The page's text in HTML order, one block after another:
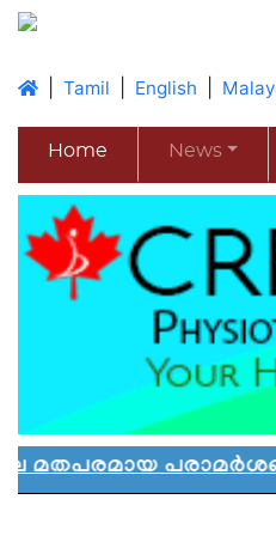
|Tamil English
Home News
പരാമർശങ്ങൾക്ക്